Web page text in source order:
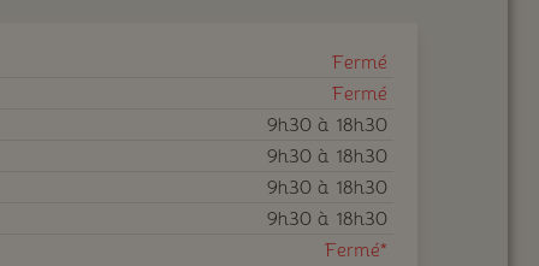
Fermé
Fermé
9h30 à 18h30
9h30 à 18h30
9h30 à 18h30
9h30 à 18h30
Fermé*